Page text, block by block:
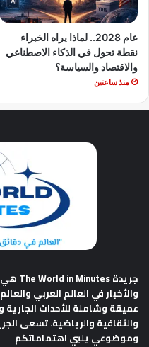
عام 2028.. لماذا يراه الخبراء
نقطة تحول في الذكاء الاصطناعي
والاقتصاد والسياسة؟
منذ ساعتين
جريدة The World in Minutes
هي
والأخبار في العالم العربي
عميقة وشاملة للأحداث الجارية
والثقافية والرياضية. تسعى
وموضوعي يلبي اهتماماتكم